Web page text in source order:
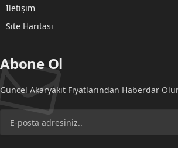
İletişim
Site Haritası
Abone Ol
Güncel Akaryakıt Fiyatlarından Haberdar